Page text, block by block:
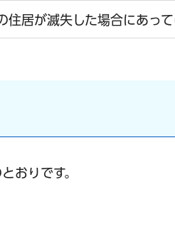
住居が滅失した場合にあっ
おりです。